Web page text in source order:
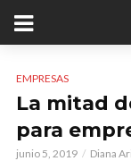
EMPRESAS
La mitad
para
junio 5, 2019 Diana